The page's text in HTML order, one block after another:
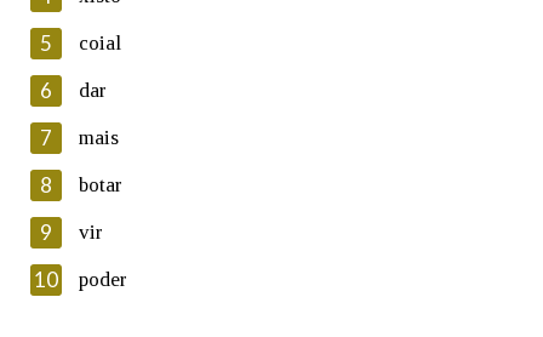
Lin e acepto as condicións da política de
Introduce o código que aparece na imaxe:
Texto de verificación
5 coial
6 dar
7 mais
8 botar
9 vir
10 poder